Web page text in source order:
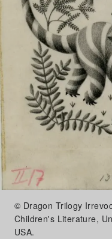
© Dragon Trilogy
Children's Literature,
USA.